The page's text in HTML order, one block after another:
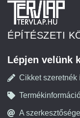
ÉPÍTÉSZETI
Lépjen velünk
Cikket szeretnék
A